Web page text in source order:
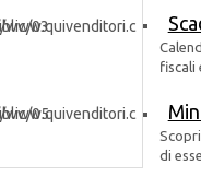
fiscali
di